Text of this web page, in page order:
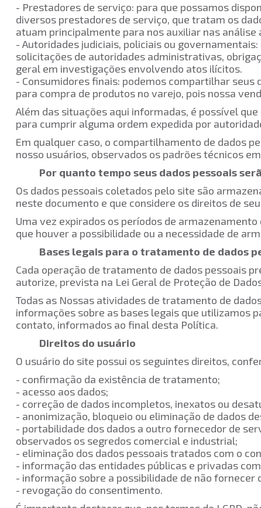
- Prestadores de serviço: para que possamos
diversos prestadores de serviço, que tratam os
atuam principalmente para nos auxiliar nas
- Autoridades judiciais, policiais ou
solicitações de autoridades administrativas,
geral em investigações envolvendo atos ilícitos.
- Consumidores finais: podemos compartilhar
para compra de produtos no varejo, pois nossa
Além das situações aqui informadas, é possível
para cumprir alguma ordem expedida por
Em qualquer caso, o compartilhamento de dados
nosso usuários, observados os padrões técnicos
Por quanto tempo seus dados pessoais
Os dados pessoais coletados pelo site são
neste documento e que considere os direitos de
Uma vez expirados os períodos de
que houver a possibilidade ou a necessidade de
Bases legais para o tratamento de dados
Cada operação de tratamento de dados pessoais
autorize, prevista na Lei Geral de Proteção de
Todas as Nossas atividades de tratamento de
informações sobre as bases legais que utilizamos
contato, informados ao final desta Política.
Direitos do usuário
O usuário do site possui os seguintes direitos,
- confirmação da existência de tratamento;
- acesso aos dados;
- correção de dados incompletos, inexatos ou
- anonimização, bloqueio ou eliminação de dados
- portabilidade dos dados a outro fornecedor de
observados os segredos comercial e industrial;
- eliminação dos dados pessoais tratados com
- informação das entidades públicas e privadas
- informação sobre a possibilidade de não
- revogação do consentimento.